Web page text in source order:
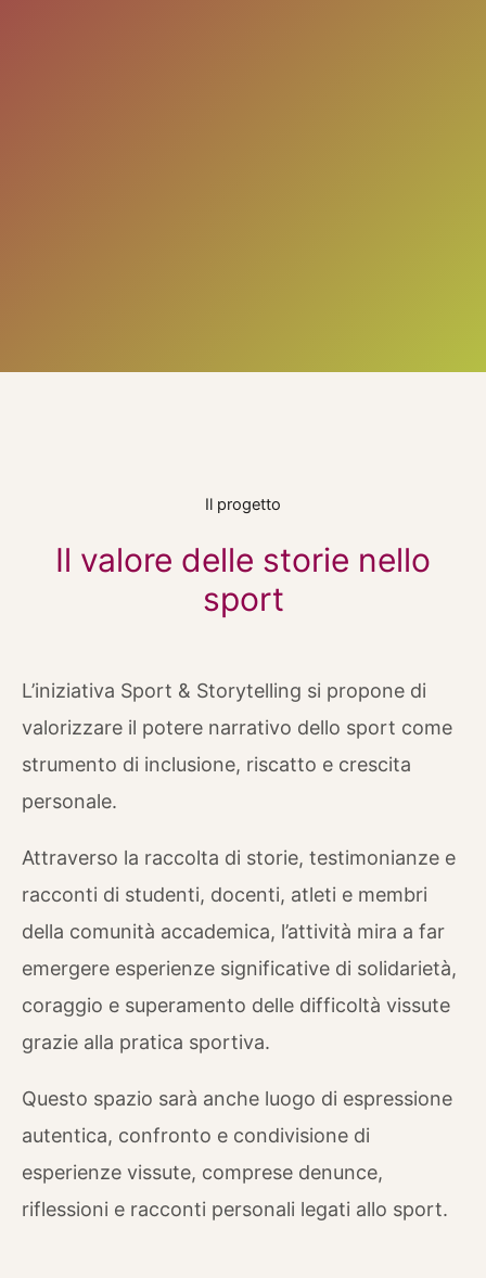
Il progetto
Il valore delle storie nello
sport
L’iniziativa Sport & Storytelling si propone di
valorizzare il potere narrativo dello sport come
strumento di inclusione, riscatto e crescita
personale.
Attraverso la raccolta di storie, testimonianze e
racconti di studenti, docenti, atleti e membri
della comunità accademica, l’attività mira a far
emergere esperienze significative di solidarietà,
coraggio e superamento delle difficoltà vissute
grazie alla pratica sportiva.
Questo spazio sarà anche luogo di espressione
autentica, confronto e condivisione di
esperienze vissute, comprese denunce,
riflessioni e racconti personali legati allo sport.